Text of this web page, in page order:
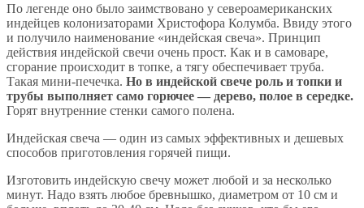
По легенде оно было заимствовано у североамериканских
индейцев колонизаторами Христофора Колумба. Ввиду этого
и получило наименование «индейская свеча». Принцип
действия индейской свечи очень прост. Как и в самоваре,
сгорание происходит в топке, а тягу обеспечивает труба.
Такая мини-печечка. Но в индейской свече роль и топки и
трубы выполняет само горючее — дерево, полое в середке.
Горят внутренние стенки самого полена.
Индейская свеча — один из самых эффективных и дешевых
способов приготовления горячей пищи.
Изготовить индейскую свечу может любой и за несколько
минут. Надо взять любое бревнышко, диаметром от 10 см и